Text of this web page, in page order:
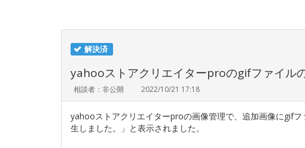
解決済
yahooストアクリエイターproのgifファイル
相談者：非公開 2022/10/21 17:18
yahooストアクリエイターproの画像管理で、追加画像にgif
生しました。」と表示されました。